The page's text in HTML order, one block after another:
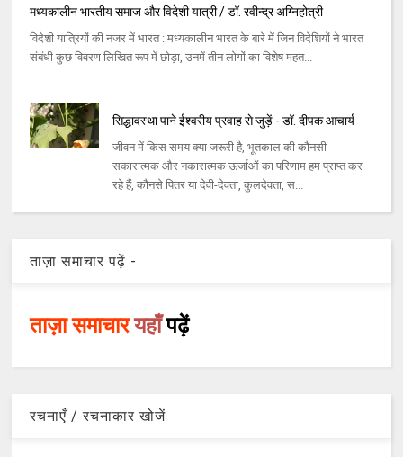
मध्यकालीन भारतीय समाज और विदेशी यात्री / डॉ. रवीन्द्र अग्निहोत्री
विदेशी यात्रियों की नजर में भारत : मध्यकालीन भारत के बारे में जिन विदेशियों ने भारत
संबंधी कुछ विवरण लिखित रूप में छोड़ा, उनमें तीन लोगों का विशेष महत...
सिद्धावस्था पाने ईश्वरीय प्रवाह से जुड़ें - डॉ. दीपक आचार्य
जीवन में किस समय क्या जरूरी है, भूतकाल की कौनसी
सकारात्मक और नकारात्मक ऊर्जाओं का परिणाम हम प्राप्त कर
रहे हैं, कौनसे पितर या देवी-देवता, कुलदेवता, स...
ताज़ा समाचार पढ़ें -
ताज़ा समाचारयहाँपढ़ें
रचनाएँ / रचनाकार खोजें